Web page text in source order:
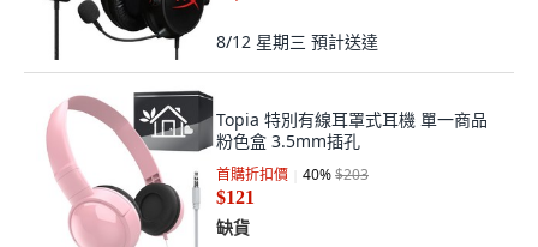
8/12 星期三 預計送達
Topia 特別有線耳罩式耳機 單一商品
粉色盒 3.5mm插孔
首購折扣價 40%$203
$121
缺貨